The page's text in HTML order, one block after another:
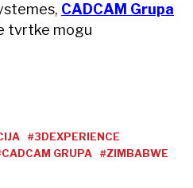
CADCAM Grupa
tvrtke mogu
#3DEXPERIENCE
GRUPA
#ZIMBABWE